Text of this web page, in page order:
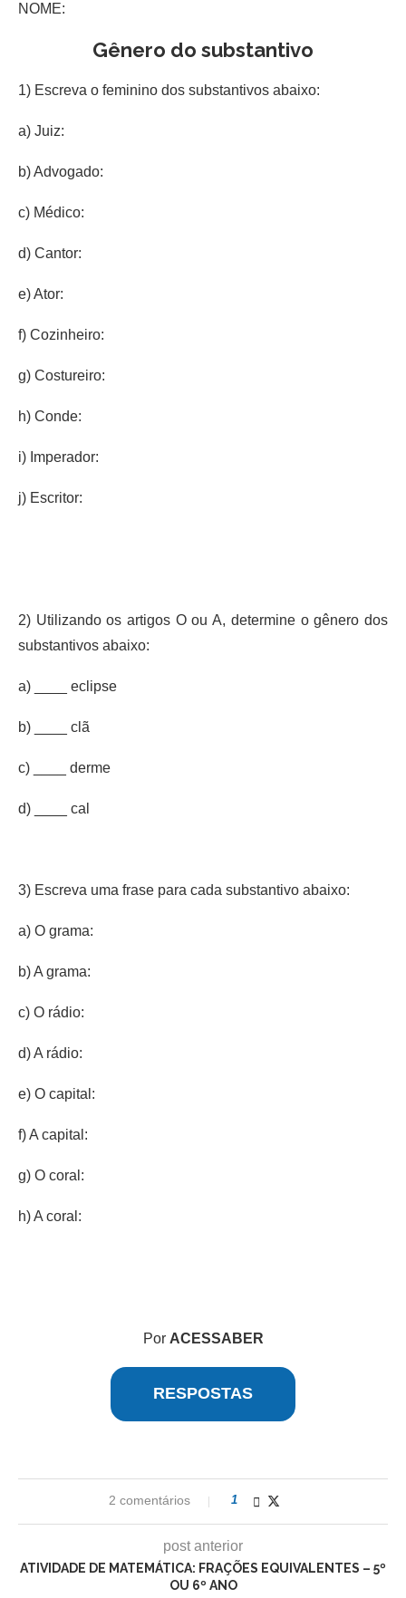
NOME:
Gênero do substantivo
1) Escreva o feminino dos substantivos abaixo:
a) Juiz:
b) Advogado:
c) Médico:
d) Cantor:
e) Ator:
f) Cozinheiro:
g) Costureiro:
h) Conde:
i) Imperador:
j) Escritor:
2) Utilizando os artigos O ou A, determine o gênero dos
substantivos abaixo:
a) ____ eclipse
b) ____ clã
c) ____ derme
d) ____ cal
3) Escreva uma frase para cada substantivo abaixo:
a) O grama:
b) A grama:
c) O rádio:
d) A rádio:
e) O capital:
f) A capital:
g) O coral:
h) A coral:
Por ACESSABER
RESPOSTAS
2 comentários 1
post anterior
ATIVIDADE DE MATEMÁTICA: FRAÇÕES EQUIVALENTES – 5º
OU 6º ANO